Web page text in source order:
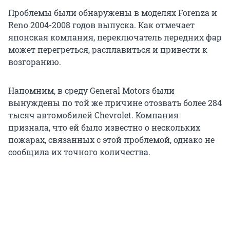
Проблемы были обнаружены в моделях Forenza и
Reno 2004-2008 годов выпуска. Как отмечает
японская компания, переключатель передних фар
может перегреться, расплавиться и привести к
возгоранию.
Напомним, в среду General Motors были
вынуждены по той же причине отозвать более 284
тысяч автомобилей Chevrolet. Компания
признала, что ей было известно о нескольких
пожарах, связанных с этой проблемой, однако не
сообщила их точного количества.